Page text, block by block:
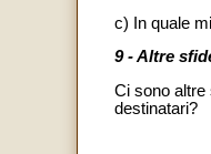
c) In quale
9 - Altre
Ci sono altre
destinatari?